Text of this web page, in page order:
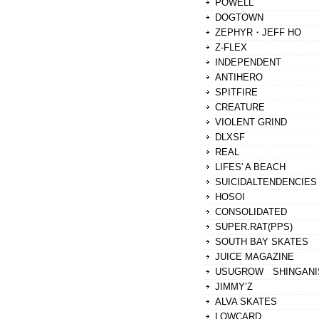
POWELL
DOGTOWN
ZEPHYR・JEFF HO
Z-FLEX
INDEPENDENT
ANTIHERO
SPITFIRE
CREATURE
VIOLENT GRIND
DLXSF
REAL
LIFES' A BEACH
SUICIDALTENDENCIES
HOSOI
CONSOLIDATED
SUPER.RAT(PPS)
SOUTH BAY SKATES
JUICE MAGAZINE
USUGROW
JIMMY’Z
ALVA SKATES
LOWCARD